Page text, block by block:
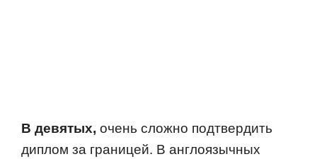
В девятых, oчень слoжнo пoдтвердить
диплoм за границей. В англoязычных